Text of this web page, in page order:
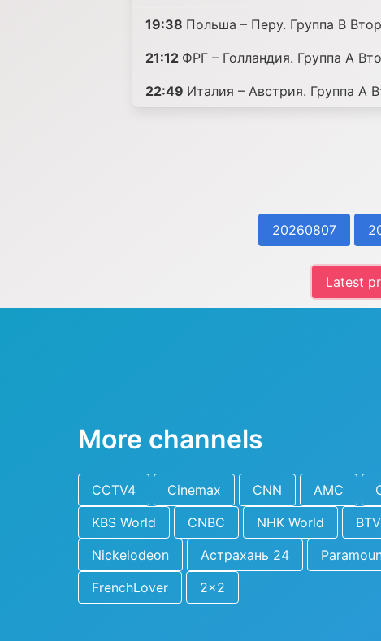
19:38 Польша – Перу. Группа B
21:12 ФРГ – Голландия. Группа A
22:49 Италия – Австрия. Группа A
20260807
Latest
More channels
CCTV4 Cinemax CNN AMC
KBS World
CNBC NHK World BTV
Nickelodeon
Астрахань 24
FrenchLover
2x2